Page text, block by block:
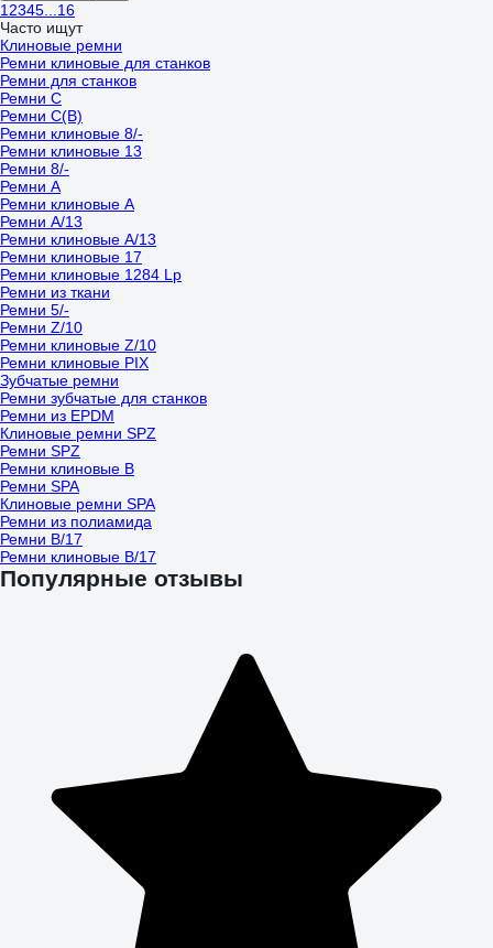
1 2345
16
Часто ищут
Клиновые ремни
Ремни клиновые для станков
Ремни для станков
Ремни C
Ремни C(В)
Ремни клиновые 8/-
Ремни клиновые 13
Ремни 8/-
Ремни A
Ремни клиновые A
Ремни A/13
Ремни клиновые A/13
Ремни клиновые 17
Ремни клиновые 1284 Lp
Ремни из ткани
Ремни 5/-
Ремни Z/10
Ремни клиновые Z/10
Ремни клиновые PIX
Зубчатые ремни
Ремни зубчатые для станков
Ремни из EPDM
Клиновые ремни SPZ
Ремни SPZ
Ремни клиновые B
Ремни SPA
Клиновые ремни SPA
Ремни из полиамида
Ремни B/17
Ремни клиновые B/17
Популярные отзывы